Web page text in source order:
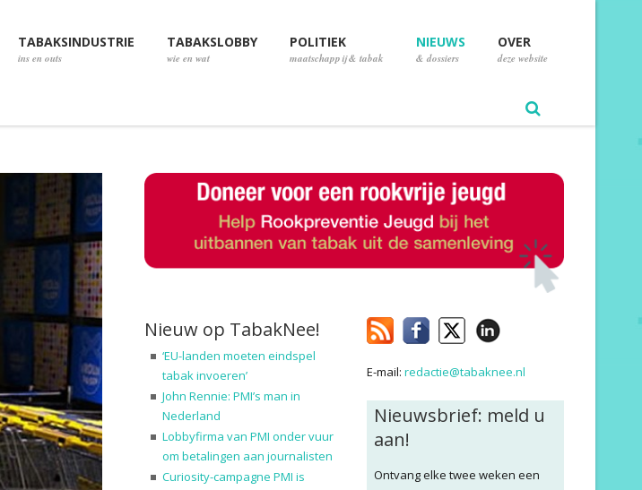
TABAKSINDUSTRIE
ins en outs
TABAKSLOBBY
wie en wat
POLITIEK
maatschappij & tabak
NIEUWS
& dossiers
OVER
deze website
Nieuw op TabakNee!
‘EU-landen moeten eindspel
tabak invoeren’
John Rennie: PMI’s man in
Nederland
Lobbyfirma van PMI onder vuur
om betalingen aan journalisten
Curiosity-campagne PMI is
E-mail:redactie@tabaknee.nl
Nieuwsbrief: meld u
aan!
Ontvang elke twee weken een